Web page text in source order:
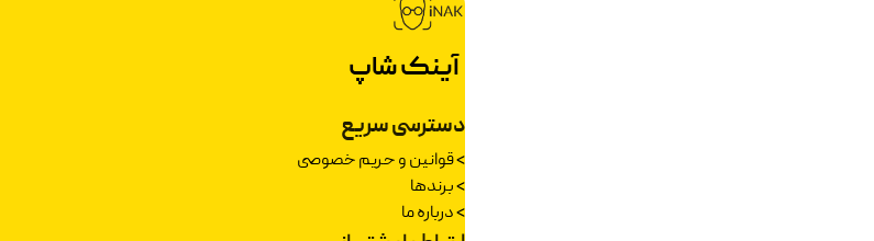
آینک شاپ
دسترسی سریع
>قوانین و حریم خصوصی
>برندها
>درباره ما